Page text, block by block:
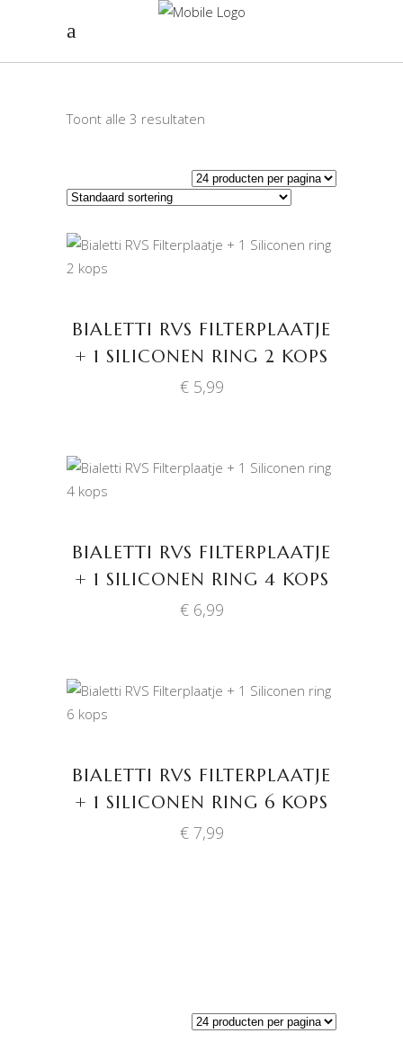
Toont alle 3 resultaten
BIALETTI RVS FILTERPLAATJE
+ 1 SILICONEN RING 2 KOPS
€5,99
BIALETTI RVS FILTERPLAATJE
+ 1 SILICONEN RING 4 KOPS
€6,99
BIALETTI RVS FILTERPLAATJE
+ 1 SILICONEN RING 6 KOPS
€7,99